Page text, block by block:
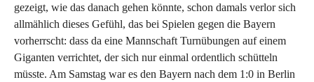
gezeigt, wie das danach gehen könnte, schon damals verlor sich
allmählich dieses Gefühl, das bei Spielen gegen die Bayern
vorherrscht: dass da eine Mannschaft Turnübungen auf einem
Giganten verrichtet, der sich nur einmal ordentlich schütteln
müsste. Am Samstag war es den Bayern nach dem 1:0 in Berlin